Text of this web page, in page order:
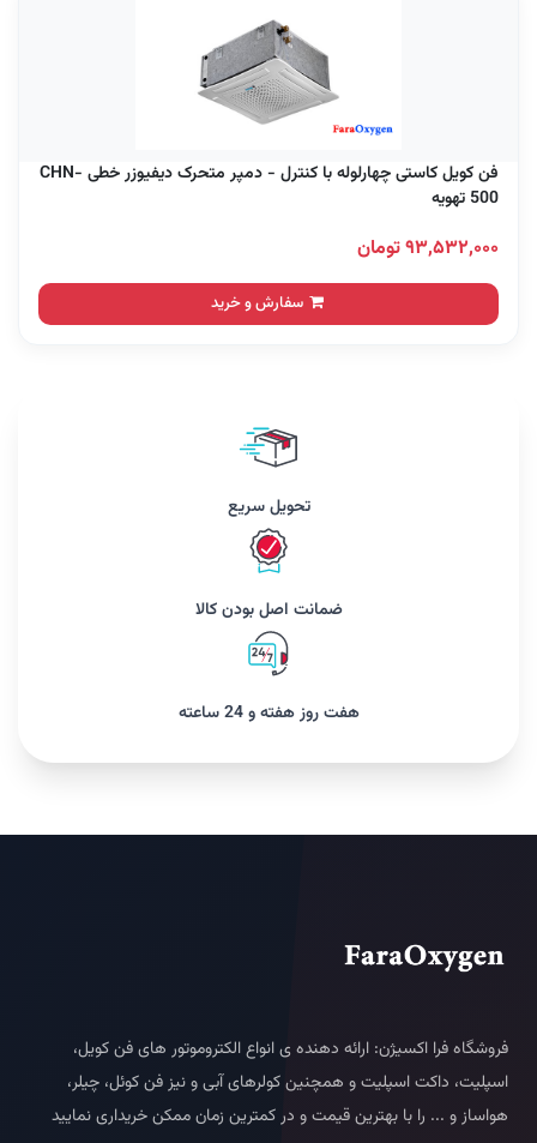
فن کویل کاستی چهارلوله با کنترل - دمپر متحرک دیفیوزر خطی CHN-
500 تهویه
۹۳,۵۳۲,۰۰۰ تومان
سفارش و خرید
تحویل سریع
ضمانت اصل بودن کالا
هفت روز هفته و 24 ساعته
فروشگاه فرا اکسیژن: ارائه دهنده ی انواع الکتروموتور های فن کویل،
اسپلیت، داکت اسپلیت و همچنین کولرهای آبی و نیز فن کوئل، چیلر،
هواساز و ... را با بهترین قیمت و در کمترین زمان ممکن خریداری نمایید